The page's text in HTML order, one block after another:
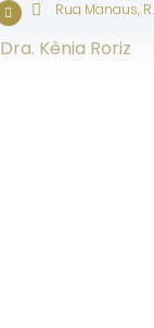
Rua Manaus,
Dra. Kênia Roriz